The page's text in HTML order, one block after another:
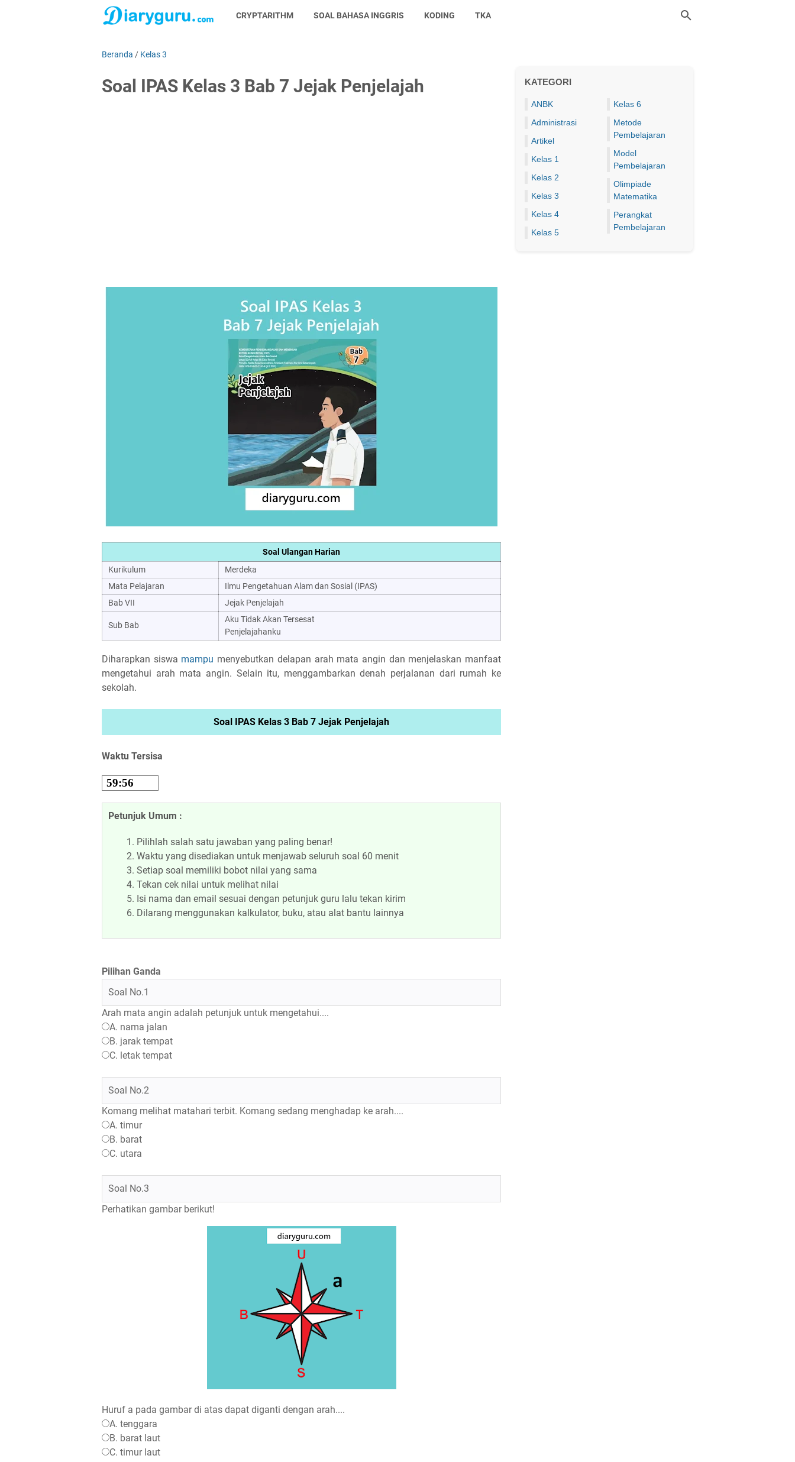
CRYPTARITHM SOAL BAHASA INGGRIS KODING TKA
Beranda / Kelas 3
Soal IPAS Kelas 3 Bab 7 Jejak Penjelajah
Soal Ulangan Harian
Kurikulum
Merdeka
Mata Pelajaran
Ilmu Pengetahuan Alam dan Sosial (IPAS)
Bab VII
Jejak Penjelajah
Sub Bab
Aku Tidak Akan Tersesat
Penjelajahanku
Diharapkan siswa mampu menyebutkan delapan arah mata angin dan menjelaskan manfaat
mengetahui arah mata angin. Selain itu, menggambarkan denah perjalanan dari rumah ke
sekolah.
Soal IPAS Kelas 3 Bab 7 Jejak Penjelajah
Waktu Tersisa
Petunjuk Umum :
Pilihlah salah satu jawaban yang paling benar!
Waktu yang disediakan untuk menjawab seluruh soal 60 menit
Setiap soal memiliki bobot nilai yang sama
Tekan cek nilai untuk melihat nilai
Isi nama dan email sesuai dengan petunjuk guru lalu tekan kirim
Dilarang menggunakan kalkulator, buku, atau alat bantu lainnya
Pilihan Ganda
Soal No.1
Arah mata angin adalah petunjuk untuk mengetahui....
A. nama jalan
B. jarak tempat
C. letak tempat
Soal No.2
Komang melihat matahari terbit. Komang sedang menghadap ke arah....
A. timur
B. barat
C. utara
Soal No.3
Perhatikan gambar berikut!
Huruf a pada gambar di atas dapat diganti dengan arah....
A. tenggara
B. barat laut
C. timur laut
KATEGORI
ANBK
Administrasi
Artikel
Kelas 1
Kelas 2
Kelas 3
Kelas 4
Kelas 5
Kelas 6
Metode
Pembelajaran
Model
Pembelajaran
Olimpiade
Matematika
Perangkat
Pembelajaran